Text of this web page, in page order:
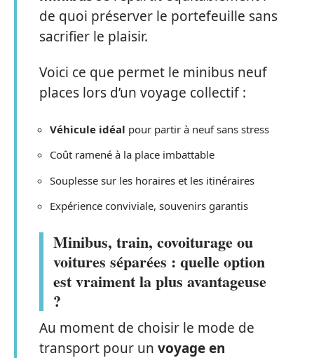
de quoi préserver le portefeuille sans
sacrifier le plaisir.
Voici ce que permet le minibus neuf
places lors d’un voyage collectif :
Véhicule idéal pour partir à neuf sans stress
Coût ramené à la place imbattable
Souplesse sur les horaires et les itinéraires
Expérience conviviale, souvenirs garantis
Minibus, train, covoiturage ou
voitures séparées : quelle option
est vraiment la plus avantageuse
?
Au moment de choisir le mode de
transport pour un voyage en